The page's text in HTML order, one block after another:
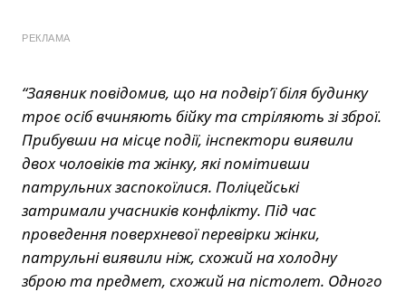
РЕКЛАМА
“Заявник повідомив, що на подвір’ї біля будинку
троє осіб вчиняють бійку та стріляють зі зброї.
Прибувши на місце події, інспектори виявили
двох чоловіків та жінку, які помітивши
патрульних заспокоїлися. Поліцейські
затримали учасників конфлікту. Під час
проведення поверхневої перевірки жінки,
патрульні виявили ніж, схожий на холодну
зброю та предмет, схожий на пістолет. Одного